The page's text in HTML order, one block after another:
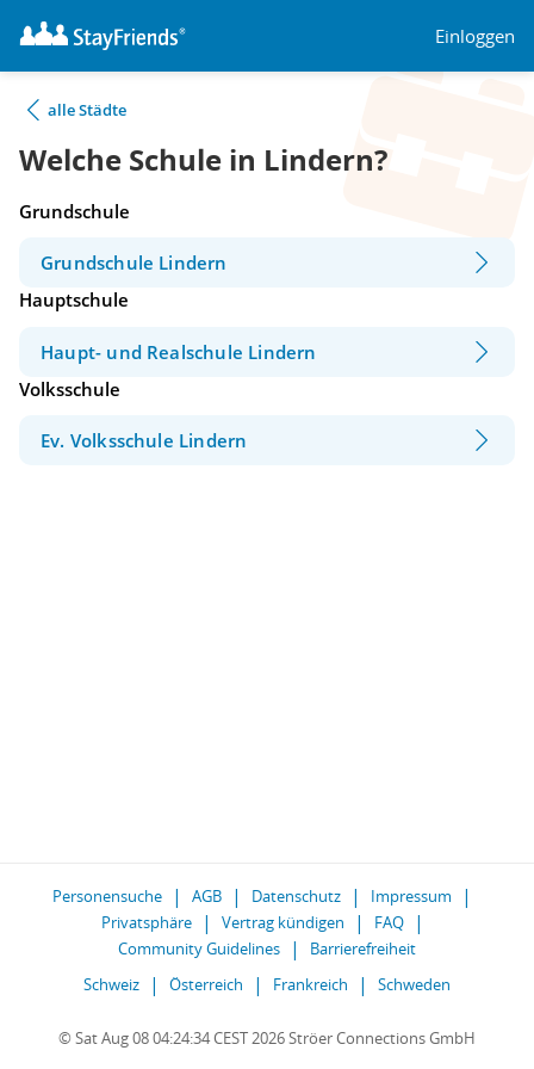
Einloggen
alle Städte
Welche Schule in Lindern?
Grundschule
Grundschule Lindern
Hauptschule
Haupt- und Realschule Lindern
Volksschule
Ev. Volksschule Lindern
Personensuche AGB Datenschutz
Impressum
Privatsphäre
Vertrag kündigen
FAQ
Community Guidelines
Barrierefreiheit
Schweiz
Österreich Frankreich Schweden
© Sat Aug 08 04:24:34 CEST 2026 Ströer Connections GmbH